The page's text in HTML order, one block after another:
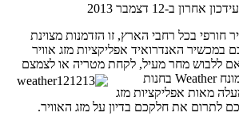
עידכון אחרון ב-12 דצמבר 2013
חורפי בכל רחבי הארץ, זו הזדמנות מצוינת
במכשיר האנדרואיד אפליקציות מזג אוויר
ללבוש מחר מעיל, לקחת מטריה או לצמצם
חיפוש המונח Weather בחנות
מאות אפליקציות מזג
לתרום את חלקכם בדיון על מזג האוויר.